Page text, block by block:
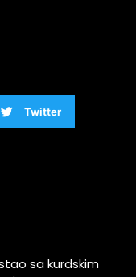
Twitter
sa kurdskim